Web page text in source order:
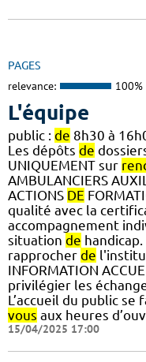
PAGES
relevance: 100%
L'équipe
public : de 8h30 à
Les dépôts de
UNIQUEMENT sur
AMBULANCIERS
ACTIONS DE
qualité avec la
accompagnement
situation de handicap.
rapprocher de
INFORMATION
privilégier les
L’accueil du public se
vous aux heures
15/04/2025 17:00